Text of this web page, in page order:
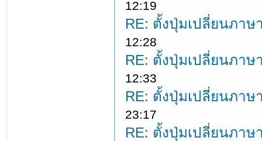
12:19
RE: ตั้งปุ่มเปลี่ยนภาษ
12:28
RE: ตั้งปุ่มเปลี่ยนภาษ
12:33
RE: ตั้งปุ่มเปลี่ยนภาษ
23:17
RE: ตั้งปุ่มเปลี่ยนภาษ